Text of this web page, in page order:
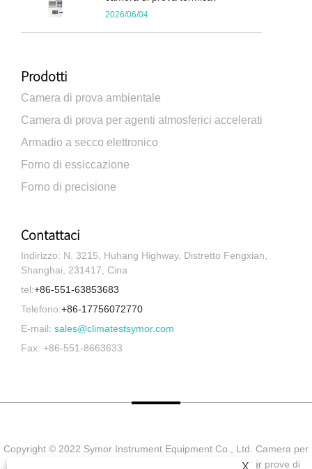
2026/06/04
Prodotti
Camera di prova ambientale
Camera di prova per agenti atmosferici accelerati
Armadio a secco elettronico
Forno di essiccazione
Forno di precisione
Contattaci
Indirizzo: N. 3215, Huhang Highway, Distretto Fengxian,
Shanghai, 231417, Cina
tel:+86-551-63853683
Telefono:+86-17756072770
E-mail: sales@climatestsymor.com
Fax: +86-551-8663633
Copyright © 2022 Symor Instrument Equipment Co., Ltd. Camera per
prove ambientali, cabina elettronica a secco, camera per prove di
X